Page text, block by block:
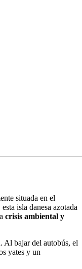
situada en el
isla danesa azotada
crisis ambiental y
Al bajar del autobús, el
yates y un